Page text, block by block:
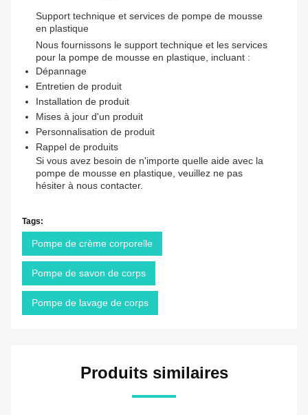
Support technique et services de pompe de mousse
en plastique
Nous fournissons le support technique et les services
pour la pompe de mousse en plastique, incluant :
Dépannage
Entretien de produit
Installation de produit
Mises à jour d'un produit
Personnalisation de produit
Rappel de produits
Si vous avez besoin de n'importe quelle aide avec la
pompe de mousse en plastique, veuillez ne pas
hésiter à nous contacter.
Tags:
Pompe de crème corporelle
Pompe de savon de corps
Pompe de lavage de corps
Produits similaires